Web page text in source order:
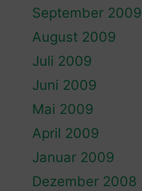
September 2009
August 2009
Juli 2009
Juni 2009
Mai 2009
April 2009
Januar 2009
Dezember 2008